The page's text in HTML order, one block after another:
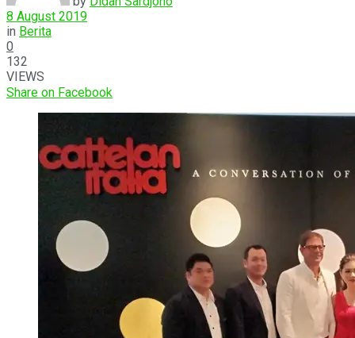
8 August 2019
in Berita
0
132
VIEWS
Share on Facebook